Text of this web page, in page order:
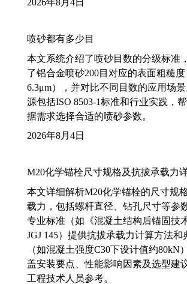
喷砂都有多少目
本文系统介绍了喷砂目数的分级标准
了铝合金喷砂200目对应的表面粗糙度
6.3μm），并对比不同目数的应用场
源包括ISO 8503-1标准和行业实践，
据需求选择合适的喷砂参数。
2026年8月4日
M20化学锚栓尺寸规格及抗拔承载力
本文详细解析M20化学锚栓的尺寸规
载力，包括螺杆直径、钻孔尺寸等参
专业标准（如《混凝土结构后锚固技
JGJ 145）提供抗拔承载力计算方法和
（如混凝土强度C30下设计值约80kN
盖安装要点、性能影响因素及选型建
工程技术人员参考。